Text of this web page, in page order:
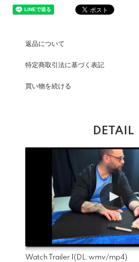
返品について
特定商取引法に基づく表記
買い物を続ける
DETAIL
Watch Trailer 1 (DL:wmv/mp4)